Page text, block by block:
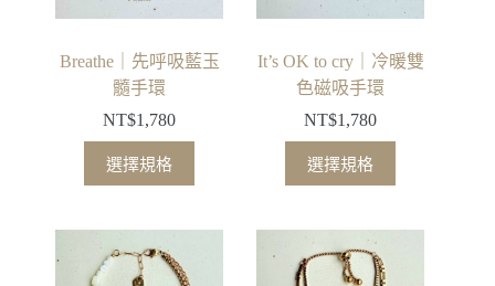
Breathe｜先呼吸藍玉
髓手環
NT$1,780
選擇規格
It’s OK to cry｜冷暖雙
色磁吸手環
NT$1,780
選擇規格